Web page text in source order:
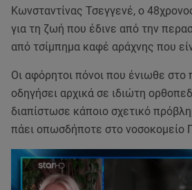
Κωνσταντίνας Τσεγγενέ, ο
για τη ζωή που έδινε από την
από τσίμπημα καφέ αράχνης που
Οι αφόρητοι πόνοι που ένιωθε στο
οδηγήσει αρχικά σε ιδιώτη
διαπίστωσε κάποιο σχετικό
πάει οπωσδήποτε στο νοσοκομείο